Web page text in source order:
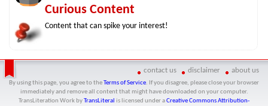
Curious Content
Content that can spike your interest!
contact us disclaimer about us
By using this page, you agree to the Terms of Service. If you disagree, please close your browser
immediately and remove all content that might have downloaded on your computer.
TransLiteration Workby TransLiteral is licensed under aCreative Commons Attribution-